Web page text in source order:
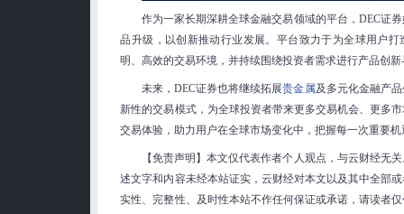
作为一家长期深耕全球金融交易领域的平台，DEC证
品升级，以创新推动行业发展。平台致力于为全球用户打
明、高效的交易环境，并持续围绕投资者需求进行产品创
未来，DEC证券也将继续拓展贵金属及多元化金融产
新性的交易模式，为全球投资者带来更多交易机会、更多
交易体验，助力用户在全球市场变化中，把握每一次重要机
【免责声明】本文仅代表作者个人观点，与云财经无
述文字和内容未经本站证实，云财经对本文以及其中全部
实性、完整性、及时性本站不作任何保证或承诺，请读者